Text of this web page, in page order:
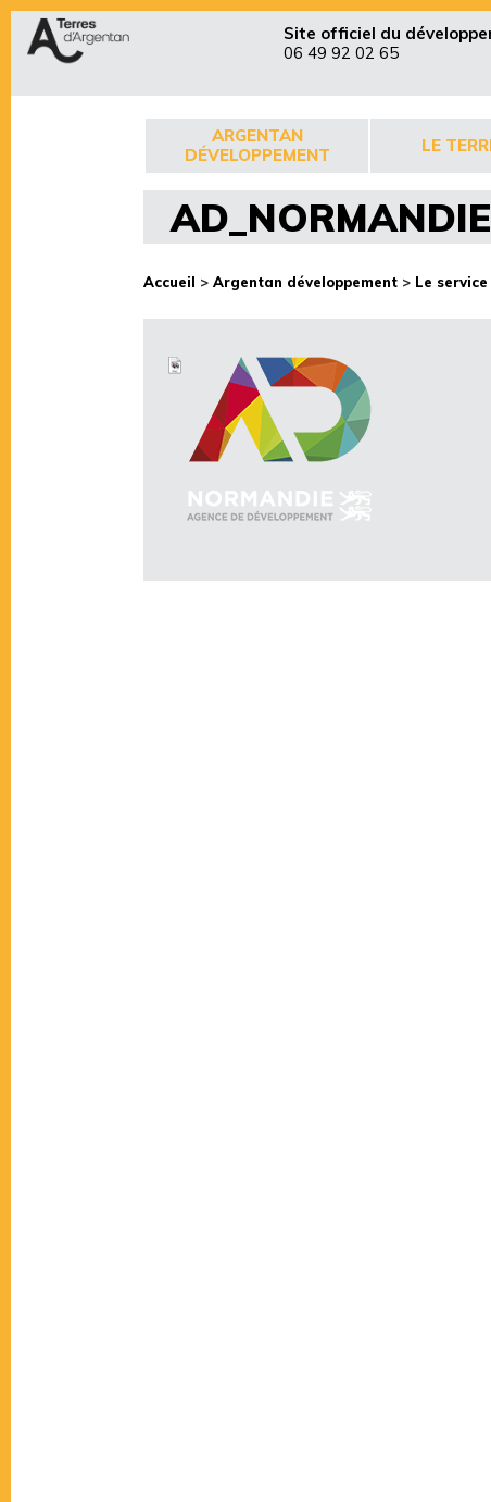
Site officiel du
06 49 92 02 65
ARGENTAN
DÉVELOPPEMENT
LE
Accueil > Argentan développement > Le